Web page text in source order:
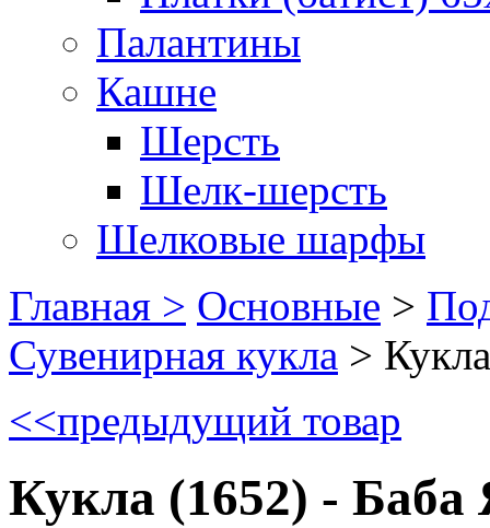
Палантины
Кашне
Шерсть
Шелк-шерсть
Шелковые шарфы
Главная > Основные >
Сувенирная кукла >
<<предыдущий товар
Кукла (1652) - Баба